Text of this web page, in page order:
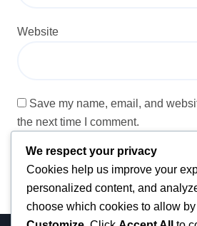
Website
Save my name, email, and
the next time I comment.
We respect your privacy
Cookies help us improve your
personalized content, and
choose which cookies to allow